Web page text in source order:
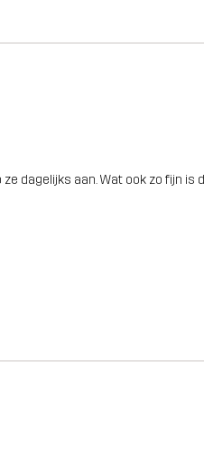
dagelijks aan. Wat ook zo fijn is